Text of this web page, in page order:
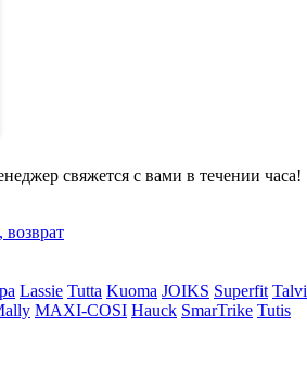
свяжется с вами в течении часа!
возврат
Lassie Tutta Kuoma JOIKS Superfit Talvi
MAXI-COSI Hauck SmarTrike Tutis